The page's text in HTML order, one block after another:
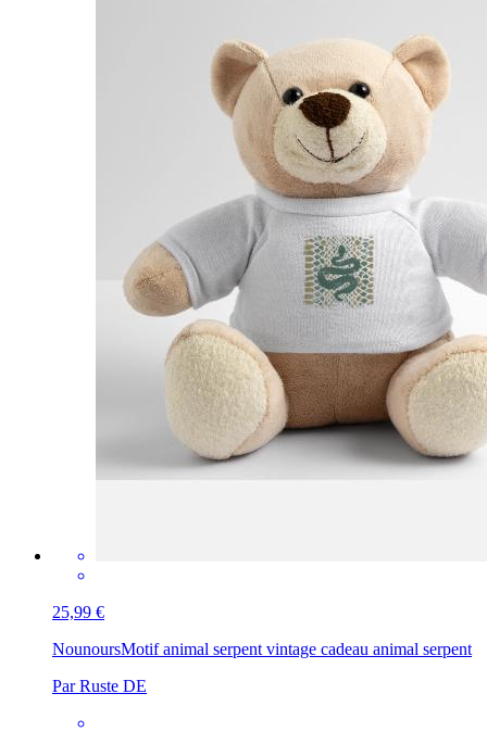
25,99 €
NounoursMotif animal serpent vintage cadeau animal serpent
Par Ruste DE